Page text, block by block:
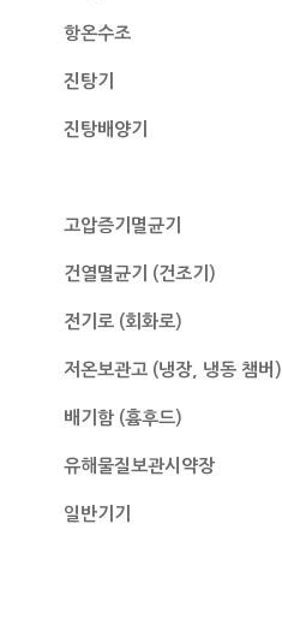
항온수조
진탕기
진탕배양기
고압증기멸균기
건열멸균기 (건조기)
전기로 (회화로)
저온보관고 (냉장, 냉동 챔버)
배기함 (흄후드)
유해물질보관시약장
일반기기